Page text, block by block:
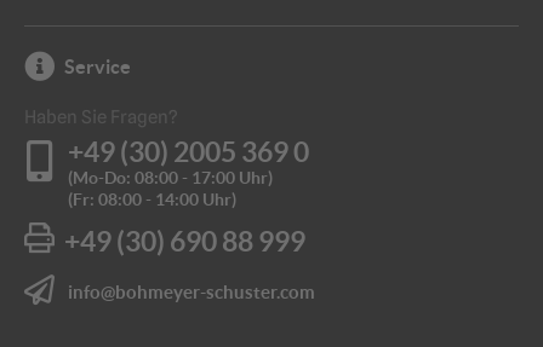
Service
Haben Sie Fragen?
+49 (30) 2005 369 0
(Mo-Do: 08:00 - 17:00 Uhr)
(Fr: 08:00 - 14:00 Uhr)
+49 (30) 690 88 999
info@bohmeyer-schuster.com